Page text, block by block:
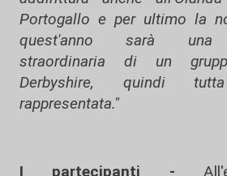
Portogallo e per ultimo la
quest'anno sarà una
straordinaria di un
Derbyshire, quindi
rappresentata."
I partecipanti -